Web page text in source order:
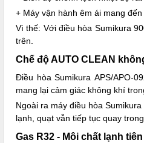
+ Máy vận hành êm ái mang
Vì thế: Với điều hòa Sumikura
trên.
Chế độ AUTO CLEAN
Điều hòa Sumikura APS/APO-
mang lại cảm giác không khí
Ngoài ra máy điều hòa
lạnh, quạt vẫn tiếp tục quay
Gas R32 - Môi chất lạnh